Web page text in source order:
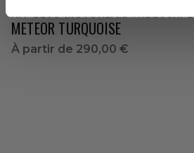
KIT DÉCO MOTONEIGE WIDESCAPE
METEOR TURQUOISE
À partir de 290,00 €